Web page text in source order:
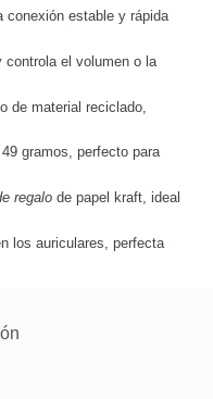
conexión estable y rápida
controla el volumen o la
de material reciclado,
gramos, perfecto para
regalode papel kraft, ideal
los auriculares, perfecta